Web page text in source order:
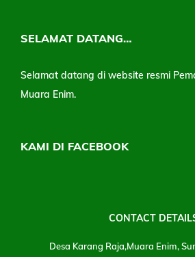
SELAMAT DATANG…
Selamat datang di website resmi
Muara Enim.
KAMI DI FACEBOOK
CONTACT
Desa Karang Raja,Muara Enim,